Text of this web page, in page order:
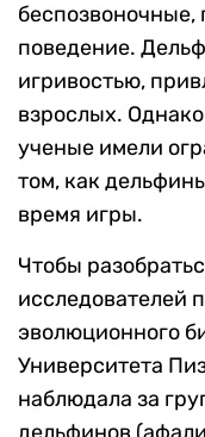
беспозвоночные,
поведение.
игривостью,
взрослых.
ученые имели
том, как
время игры.
Чтобы
исследователей
эволюционного
Университета
наблюдала за